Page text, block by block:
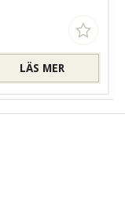
LÄS MER